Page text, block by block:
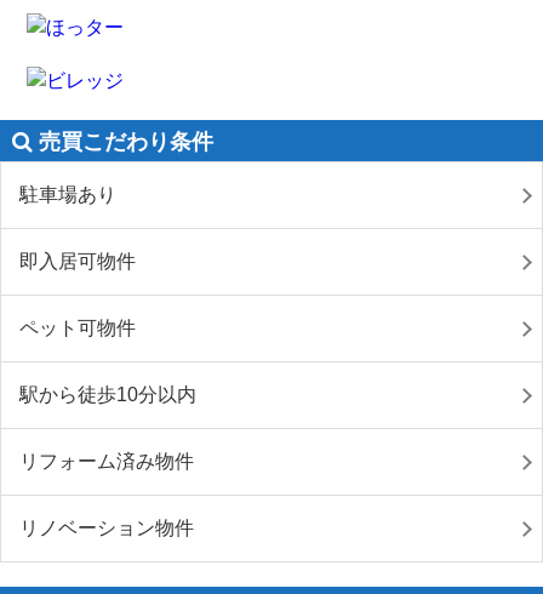
売買こだわり条件
駐車場あり
即入居可物件
ペット可物件
駅から徒歩10分以内
リフォーム済み物件
リノベーション物件